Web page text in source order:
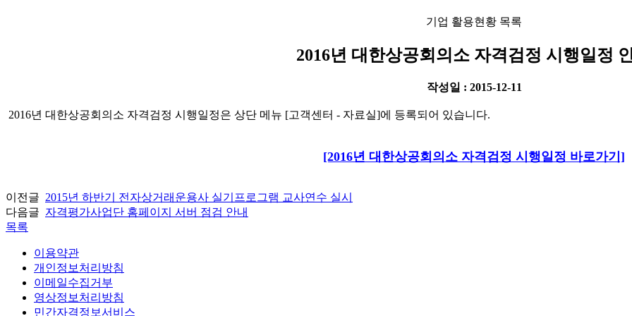
기업 활용현황 목록
2016년 대한상공회의소 자격검정 시행일정
작성일 : 2015-12-11
2016년 대한상공회의소 자격검정 시행일정은 상단 메뉴 [고객센터 - 자료실]에 등록되어 있습니다.
[2016년 대한상공회의소 자격검정 시행일정 바로가기]
이전글 2015년 하반기 전자상거래운용사 실기프로그램 교사연수 실시
다음글 자격평가사업단 홈페이지 서버 점검 안내
목록
이용약관
개인정보처리방침
이메일수집거부
영상정보처리방침
민간자격정보서비스